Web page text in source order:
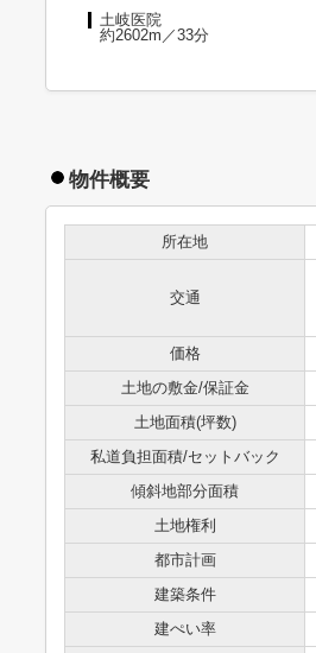
土岐医院
約2602m／33分
物件概要
所在地
交通
価格
土地の敷金/保証金
土地面積(坪数)
私道負担面積/セットバック
傾斜地部分面積
土地権利
都市計画
建築条件
建ぺい率